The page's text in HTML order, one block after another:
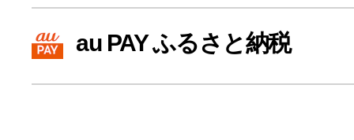
寄付上限額シミュレーション
au PAY ふるさと納税